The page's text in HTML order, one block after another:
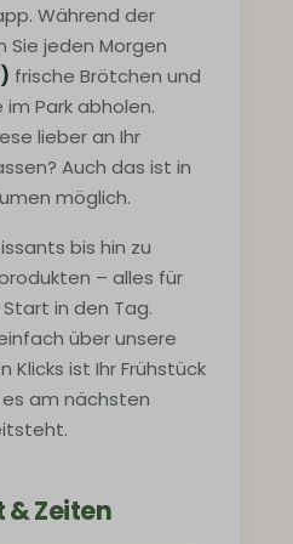
Während der
Sie jeden Morgen
frische Brötchen und
Park abholen.
lieber an Ihr
Auch das ist in
möglich.
bis hin zu
– alles für
in den Tag.
über unsere
Klicks ist Ihr Frühstück
am nächsten
Zeiten